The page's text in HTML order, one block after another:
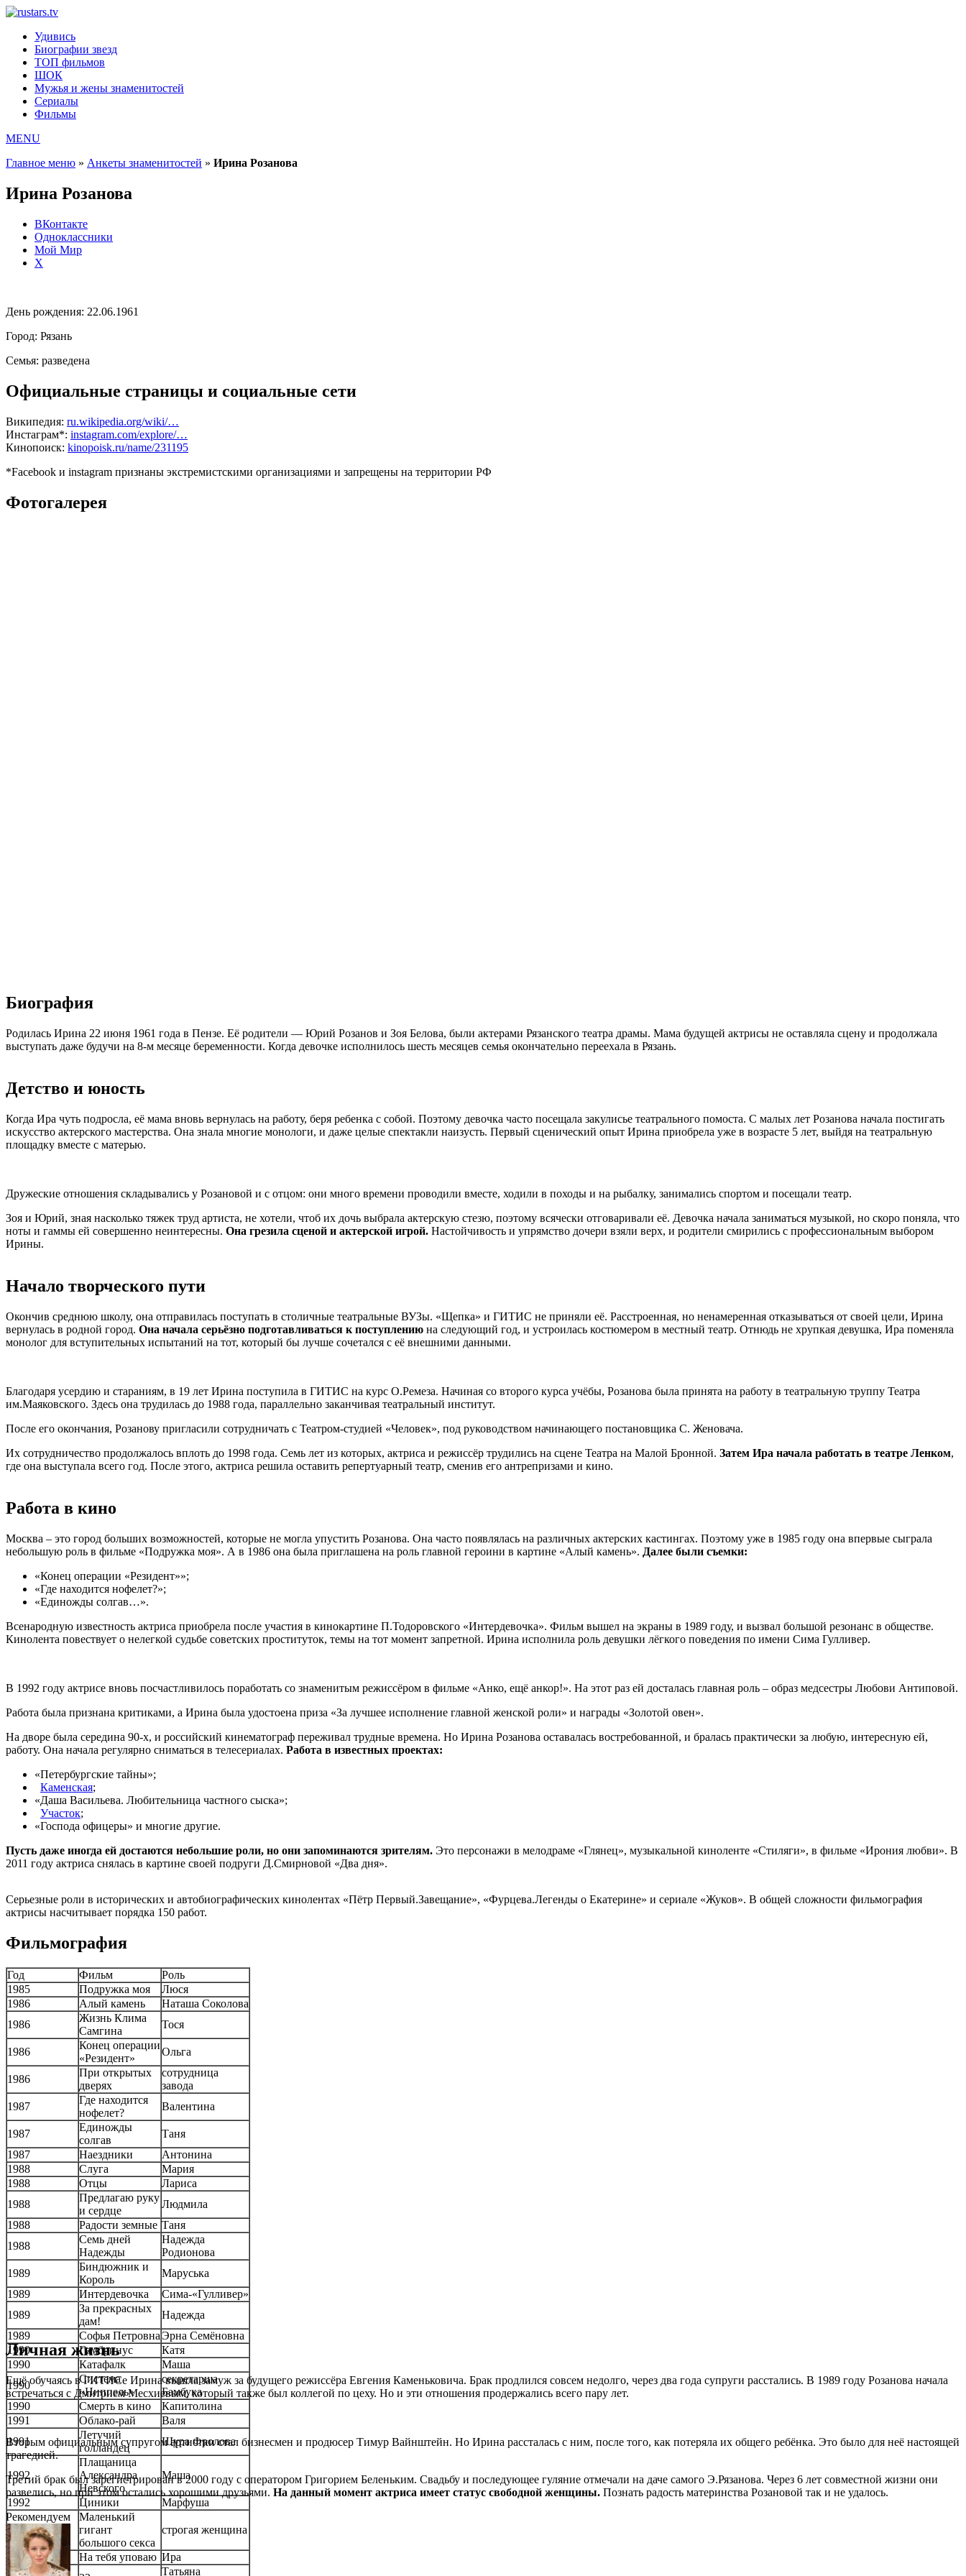
Удивись
Биографии звезд
ТОП фильмов
ШОК
Мужья и жены знаменитостей
Сериалы
Фильмы
MENU
Главное меню » Анкеты знаменитостей » Ирина Розанова
Ирина Розанова
ВКонтакте
Одноклассники
Мой Мир
X
День рождения: 22.06.1961
Город: Рязань
Семья: разведена
Официальные страницы и социальные сети
Википедия: ru.wikipedia.org/wiki/…
Инстаграм*: instagram.com/explore/…
Кинопоиск: kinopoisk.ru/name/231195
*Facebook и instagram признаны экстремистскими организациями и запрещены на территории РФ
Фотогалерея
Биография
Родилась Ирина 22 июня 1961 года в Пензе. Её родители — Юрий Розанов и Зоя Белова, были актерами Рязанского театра драмы. Мама будущей актрисы не оставляла сцену и продолжала
выступать даже будучи на 8-м месяце беременности. Когда девочке исполнилось шесть месяцев семья окончательно переехала в Рязань.
Детство и юность
Когда Ира чуть подросла, её мама вновь вернулась на работу, беря ребенка с собой. Поэтому девочка часто посещала закулисье театрального помоста. С малых лет Розанова начала постигать
искусство актерского мастерства. Она знала многие монологи, и даже целые спектакли наизусть. Первый сценический опыт Ирина приобрела уже в возрасте 5 лет, выйдя на театральную
площадку вместе с матерью.
Дружеские отношения складывались у Розановой и с отцом: они много времени проводили вместе, ходили в походы и на рыбалку, занимались спортом и посещали театр.
Зоя и Юрий, зная насколько тяжек труд артиста, не хотели, чтоб их дочь выбрала актерскую стезю, поэтому всячески отговаривали её. Девочка начала заниматься музыкой, но скоро поняла, что
ноты и гаммы ей совершенно неинтересны. Она грезила сценой и актерской игрой. Настойчивость и упрямство дочери взяли верх, и родители смирились с профессиональным выбором
Ирины.
Начало творческого пути
Окончив среднюю школу, она отправилась поступать в столичные театральные ВУЗы. «Щепка» и ГИТИС не приняли её. Расстроенная, но ненамеренная отказываться от своей цели, Ирина
вернулась в родной город. Она начала серьёзно подготавливаться к поступлению на следующий год, и устроилась костюмером в местный театр. Отнюдь не хрупкая девушка, Ира поменяла
монолог для вступительных испытаний на тот, который бы лучше сочетался с её внешними данными.
Благодаря усердию и стараниям, в 19 лет Ирина поступила в ГИТИС на курс О.Ремеза. Начиная со второго курса учёбы, Розанова была принята на работу в театральную труппу Театра
им.Маяковского. Здесь она трудилась до 1988 года, параллельно заканчивая театральный институт.
После его окончания, Розанову пригласили сотрудничать с Театром-студией «Человек», под руководством начинающего постановщика С. Женовача.
Их сотрудничество продолжалось вплоть до 1998 года. Семь лет из которых, актриса и режиссёр трудились на сцене Театра на Малой Бронной. Затем Ира начала работать в театре Ленком,
где она выступала всего год. После этого, актриса решила оставить репертуарный театр, сменив его антрепризами и кино.
Работа в кино
Москва – это город больших возможностей, которые не могла упустить Розанова. Она часто появлялась на различных актерских кастингах. Поэтому уже в 1985 году она впервые сыграла
небольшую роль в фильме «Подружка моя». А в 1986 она была приглашена на роль главной героини в картине «Алый камень». Далее были съемки:
«Конец операции «Резидент»»;
«Где находится нофелет?»;
«Единожды солгав…».
Всенародную известность актриса приобрела после участия в кинокартине П.Тодоровского «Интердевочка». Фильм вышел на экраны в 1989 году, и вызвал большой резонанс в обществе.
Кинолента повествует о нелегкой судьбе советских проституток, темы на тот момент запретной. Ирина исполнила роль девушки лёгкого поведения по имени Сима Гулливер.
В 1992 году актрисе вновь посчастливилось поработать со знаменитым режиссёром в фильме «Анко, ещё анкор!». На этот раз ей досталась главная роль – образ медсестры Любови Антиповой.
Работа была признана критиками, а Ирина была удостоена приза «За лучшее исполнение главной женской роли» и награды «Золотой овен».
На дворе была середина 90-х, и российский кинематограф переживал трудные времена. Но Ирина Розанова оставалась востребованной, и бралась практически за любую, интересную ей,
работу. Она начала регулярно сниматься в телесериалах. Работа в известных проектах:
«Петербургские тайны»;
Каменская;
«Даша Васильева. Любительница частного сыска»;
Участок;
«Господа офицеры» и многие другие.
Пусть даже иногда ей достаются небольшие роли, но они запоминаются зрителям. Это персонажи в мелодраме «Глянец», музыкальной киноленте «Стиляги», в фильме «Ирония любви». В
2011 году актриса снялась в картине своей подруги Д.Смирновой «Два дня».
Серьезные роли в исторических и автобиографических кинолентах «Пётр Первый.Завещание», «Фурцева.Легенды о Екатерине» и сериале «Жуков». В общей сложности фильмография
актрисы насчитывает порядка 150 работ.
Фильмография
Год Фильм
Роль
1985
Подружка моя
Люся
1986
Алый камень
Наташа Соколова
1986
Жизнь Клима
Самгина
Тося
1986
Конец операции
«Резидент»
Ольга
1986
При открытых
дверях
сотрудница
завода
1987
Где находится
нофелет?
Валентина
1987
Единожды
солгав
Таня
1987
Наездники
Антонина
1988
Слуга
Мария
1988
Отцы
Лариса
1988
Предлагаю руку
и сердце
Людмила
1988
Радости земные Таня
1988
Семь дней
Надежды
Надежда
Родионова
1989
Биндюжник и
Король
Маруська
1989
Интердевочка
Сима-«Гулливер»
1989
За прекрасных
дам!
Надежда
1989
Софья ПетровнаЭрна Семёновна
1990
Гамбринус
Катя
1990
Катафалк
Маша
1990
Система
«Ниппель»
секретарша
Бамбука
1990
Смерть в кино
Капитолина
1991
Облако-рай
Валя
1991
Летучий
голландец
Шура Фролова
1992
Плащаница
Александра
Невского
Маша
1992 Циники Марфуша
1992
Маленький
гигант
большого секса
строгая женщина
1992 На тебя уповаю Ира
Татьяна
Личная жизнь
Ещё обучаясь в ГИТИСе Ирина вышла замуж за будущего режиссёра Евгения Каменьковича. Брак продлился совсем недолго, через два года супруги расстались. В 1989 году Розанова начала
встречаться с Дмитрием Месхиевым, который также был коллегой по цеху. Но и эти отношения продержались всего пару лет.
Вторым официальным супругом артистки стал бизнесмен и продюсер Тимур Вайнштейн. Но Ирина рассталась с ним, после того, как потеряла их общего ребёнка. Это было для неё настоящей
трагедией.
Третий брак был зарегистрирован в 2000 году с оператором Григорием Беленьким. Свадьбу и последующее гуляние отмечали на даче самого Э.Рязанова. Через 6 лет совместной жизни они
развелись, но при этом остались хорошими друзьями. На данный момент актриса имеет статус свободной женщины. Познать радость материнства Розановой так и не удалось.
Рекомендуем